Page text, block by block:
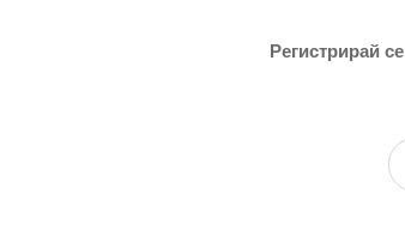
Регистрирай се